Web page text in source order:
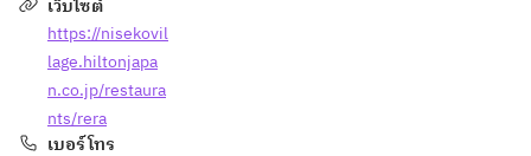
เว็บไซต์
https://nisekovil
lage.hiltonjapa
n.co.jp/restaura
nts/rera
เบอร์โทร